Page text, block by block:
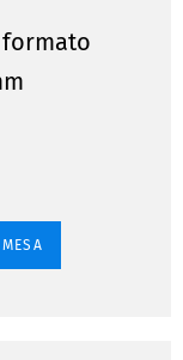
formato